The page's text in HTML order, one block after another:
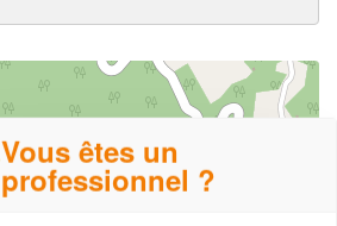
Vous êtes un
professionnel ?